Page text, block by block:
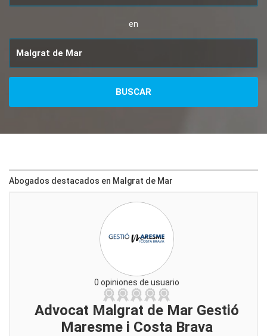
en
Abogados destacados en Malgrat de Mar
0 opiniones de usuario
Advocat Malgrat de Mar Gestió
Maresme i Costa Brava